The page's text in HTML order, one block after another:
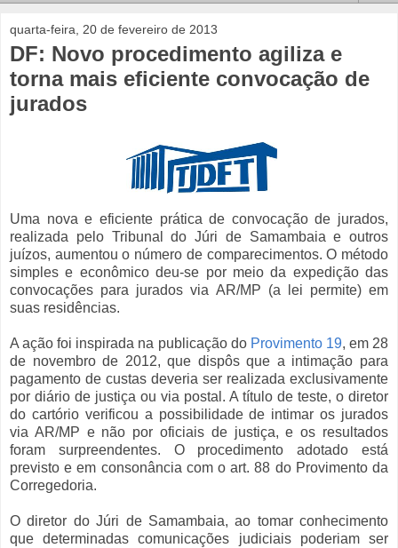
quarta-feira, 20 de fevereiro de 2013
DF: Novo procedimento agiliza e
torna mais eficiente convocação de
jurados
Uma nova e eficiente prática de convocação de jurados,
realizada pelo Tribunal do Júri de Samambaia e outros
juízos, aumentou o número de comparecimentos. O método
simples e econômico deu-se por meio da expedição das
convocações para jurados via AR/MP (a lei permite) em
suas residências.
A ação foi inspirada na publicação do Provimento 19, em 28
de novembro de 2012, que dispôs que a intimação para
pagamento de custas deveria ser realizada exclusivamente
por diário de justiça ou via postal. A título de teste, o diretor
do cartório verificou a possibilidade de intimar os jurados
via AR/MP e não por oficiais de justiça, e os resultados
foram surpreendentes. O procedimento adotado está
previsto e em consonância com o art. 88 do Provimento da
Corregedoria.
O diretor do Júri de Samambaia, ao tomar conhecimento
que determinadas comunicações judiciais poderiam ser